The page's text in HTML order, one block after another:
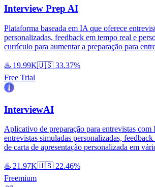
Interview Prep AI
Plataforma baseada em IA que oferece
personalizadas, feedback em tempo real e
currículo para aumentar a preparação para
♨️ 19.99K🇺🇸 33.37%
Free Trial
InterviewAI
Aplicativo de preparação para entrevistas
entrevistas simuladas personalizadas,
de carta de apresentação personalizada em
♨️ 21.97K🇺🇸 22.46%
Freemium